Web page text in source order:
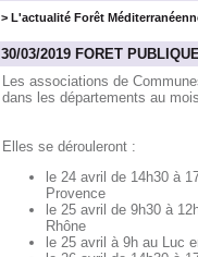
> L'actualité Forêt
30/03/2019 FORET
Les associations de
dans les départements au
Elles se dérouleront :
le 24 avril de 14h30 à
Provence
le 25 avril de 9h30 à
Rhône
le 25 avril à 9h au Luc